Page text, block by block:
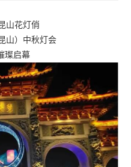
山花灯俏
山）中秋灯会
璨启幕